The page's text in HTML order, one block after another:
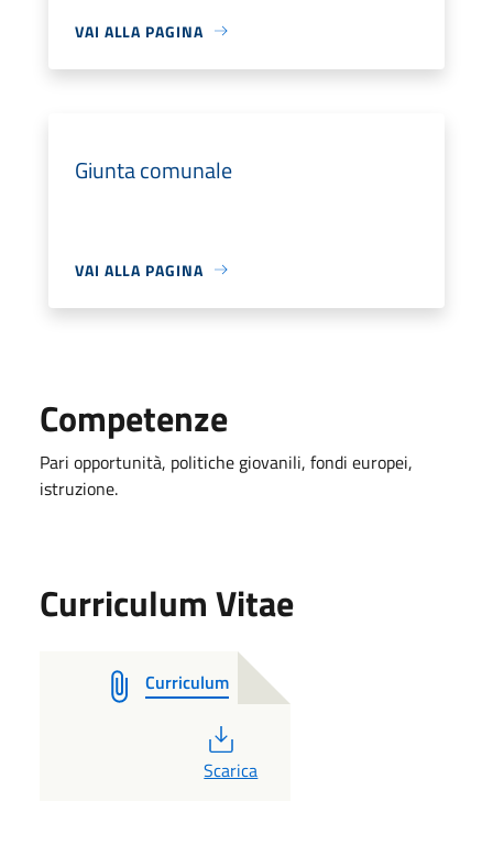
VAI ALLA PAGINA
Giunta comunale
VAI ALLA PAGINA
Competenze
Pari opportunità, politiche giovanili, fondi europei,
istruzione.
Curriculum Vitae
Curriculum
PDF
Scarica